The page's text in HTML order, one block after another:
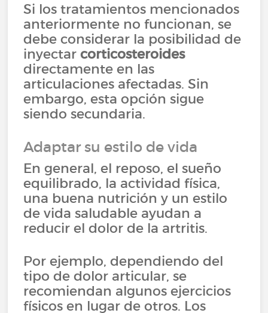
Si los tratamientos mencionados
anteriormente no funcionan, se
debe considerar la posibilidad de
inyectarcorticosteroides
directamente en las
articulaciones afectadas. Sin
embargo, esta opción sigue
siendo secundaria.
Adaptar su estilo de vida
En general, el reposo, el sueño
equilibrado, la actividad física,
una buena nutrición y un estilo
de vida saludable ayudan a
reducir el dolor de la artritis.
Por ejemplo, dependiendo del
tipo de dolor articular, se
recomiendan algunos ejercicios
físicos en lugar de otros. Los